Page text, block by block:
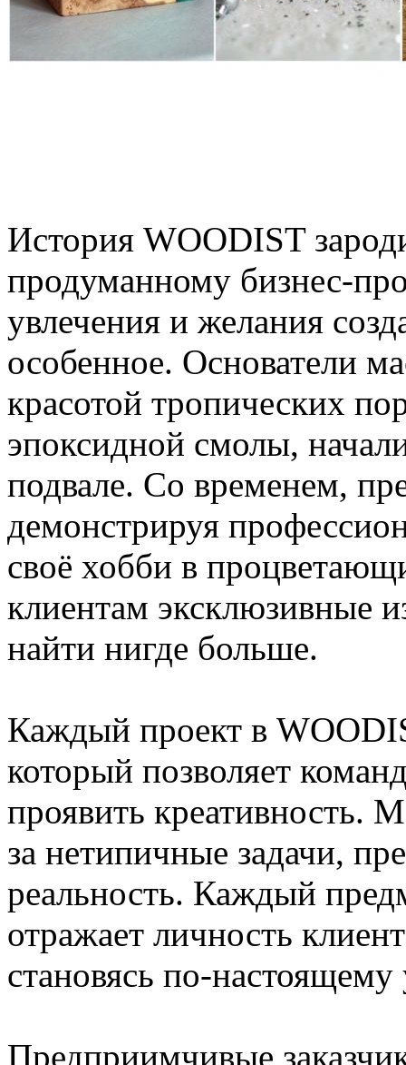
История WOODIST
продуманному бизнес-
увлечения и желания
особенное. Основатели
красотой тропических
эпоксидной смолы,
подвале. Со временем,
демонстрируя
своё хобби в
клиентам эксклюзивные
найти нигде больше.
Каждый проект в
который позволяет
проявить креативность.
за нетипичные задачи,
реальность. Каждый
отражает личность
становясь по-
Предприимчивые